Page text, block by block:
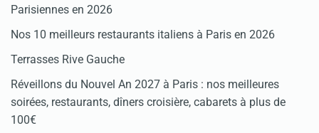
Parisiennes en 2026
Nos 10 meilleurs restaurants italiens à Paris en 2026
Terrasses Rive Gauche
Réveillons du Nouvel An 2027 à Paris : nos meilleures
soirées, restaurants, dîners croisière, cabarets à plus de
100€